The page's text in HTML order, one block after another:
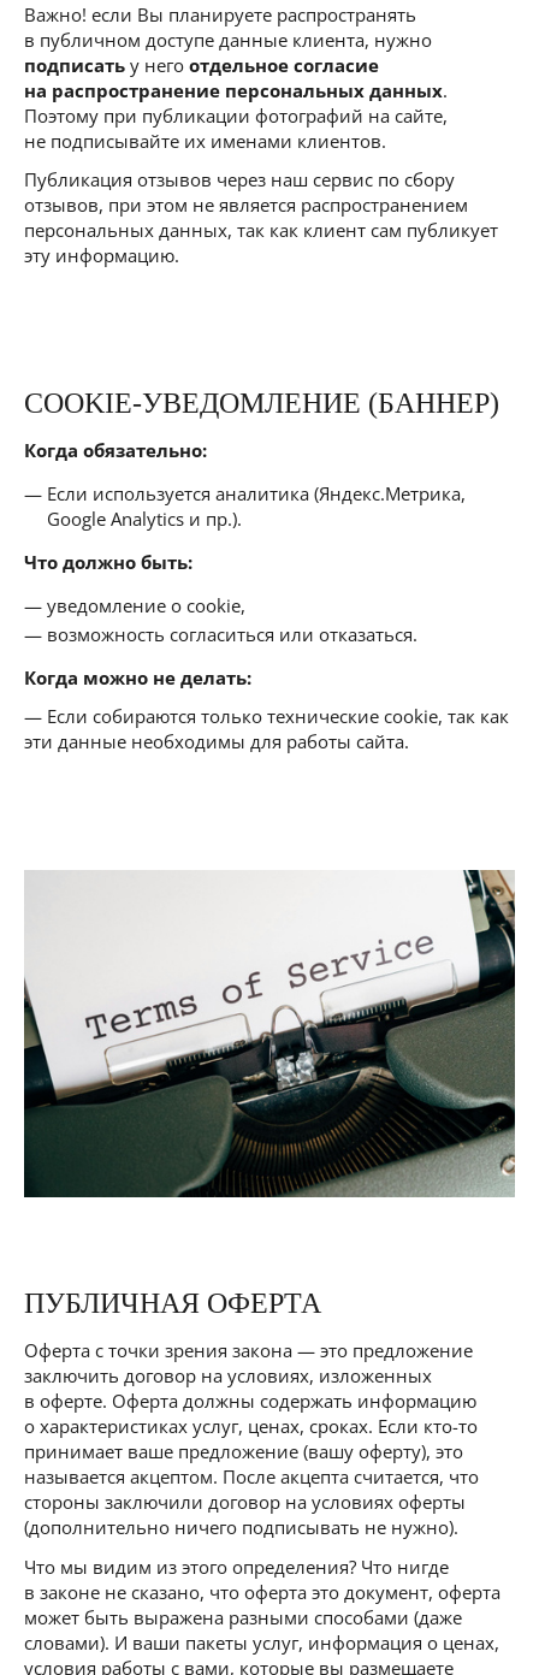
Важно! если Вы планируете распространять
в публичном доступе данные клиента, нужно
подписать у него отдельное согласие
на распространение персональных данных.
Поэтому при публикации фотографий на сайте,
не подписывайте их именами клиентов.
Публикация отзывов через наш сервис по сбору
отзывов, при этом не является распространением
персональных данных, так как клиент сам публикует
эту информацию.
COOKIE-УВЕДОМЛЕНИЕ (БАННЕР)
Когда обязательно:
Если используется аналитика (Яндекс.Метрика,
Google Analytics и пр.).
Что должно быть:
уведомление о cookie,
возможность согласиться или отказаться.
Когда можно не делать:
— Если собираются только технические cookie, так как
эти данные необходимы для работы сайта.
ПУБЛИЧНАЯ ОФЕРТА
Оферта с точки зрения закона — это предложение
заключить договор на условиях, изложенных
в оферте. Оферта должны содержать информацию
о характеристиках услуг, ценах, сроках. Если кто-то
принимает ваше предложение (вашу оферту), это
называется акцептом. После акцепта считается, что
стороны заключили договор на условиях оферты
(дополнительно ничего подписывать не нужно).
Что мы видим из этого определения? Что нигде
в законе не сказано, что оферта это документ, оферта
может быть выражена разными способами (даже
словами). И ваши пакеты услуг, информация о ценах,
условия работы с вами, которые вы размещаете